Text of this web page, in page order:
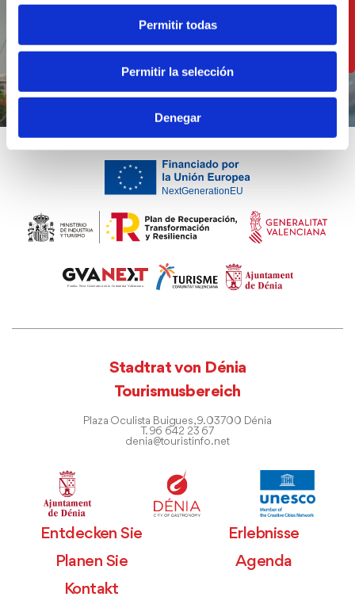
Permitir todas
Permitir la selección
Denegar
Stadtrat von Dénia
Tourismusbereich
Plaza Oculista Buigues, 9. 03700 Dénia
T. 96 642 23 67
denia@touristinfo.net
Entdecken Sie
Erlebnisse
Planen Sie
Agenda
Kontakt